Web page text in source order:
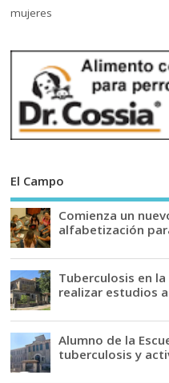
El Campo
Comienza un
alfabetización
Tuberculosis en la
realizar estudios
Alumno de la
tuberculosis y